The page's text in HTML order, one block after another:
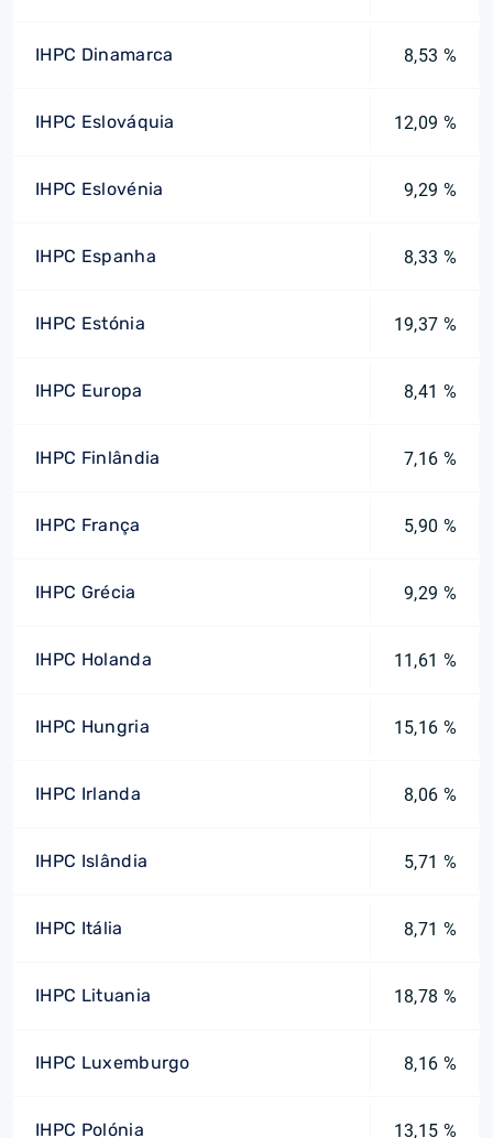
IHPC Dinamarca 8,53 %
IHPC Eslováquia 12,09 %
IHPC Eslovénia 9,29 %
IHPC Espanha 8,33 %
IHPC Estónia 19,37 %
IHPC Europa 8,41 %
IHPC Finlândia 7,16 %
IHPC França 5,90 %
IHPC Grécia 9,29 %
IHPC Holanda 11,61 %
IHPC Hungria 15,16 %
IHPC Irlanda 8,06 %
IHPC Islândia 5,71 %
IHPC Itália 8,71 %
IHPC Lituania 18,78 %
IHPC Luxemburgo 8,16 %
IHPC Polónia 13,15 %